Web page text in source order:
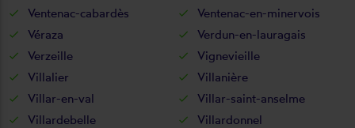
Ventenac-cabardès
Ventenac-en-minervois
Véraza
Verdun-en-lauragais
Verzeille
Vignevieille
Villalier
Villanière
Villar-en-val
Villar-saint-anselme
Villardebelle
Villardonnel